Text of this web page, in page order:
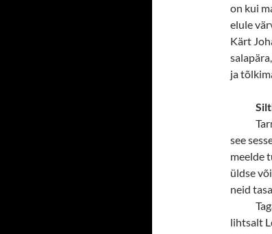
on kui
elule
Kärt
ja
see
meelde
üldse
neid
lihtsalt